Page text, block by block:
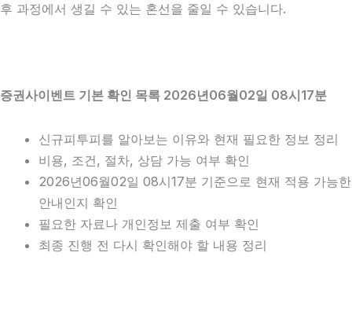
후 과정에서 생길 수 있는 혼선을 줄일 수 있습니다.
증권사이벤트 기본 확인 목록 2026년06월02일 08시17분
신규피투피를 알아보는 이유와 현재 필요한 정보 정리
비용, 조건, 절차, 상담 가능 여부 확인
2026년06월02일 08시17분 기준으로 현재 적용 가능한
안내인지 확인
필요한 자료나 개인정보 제출 여부 확인
최종 진행 전 다시 확인해야 할 내용 정리